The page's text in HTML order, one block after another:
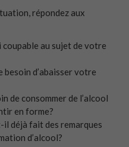
répondez aux
au sujet de votre
d’abaisser votre
de consommer de l’alcool
en forme?
déjà fait des remarques
d’alcool?